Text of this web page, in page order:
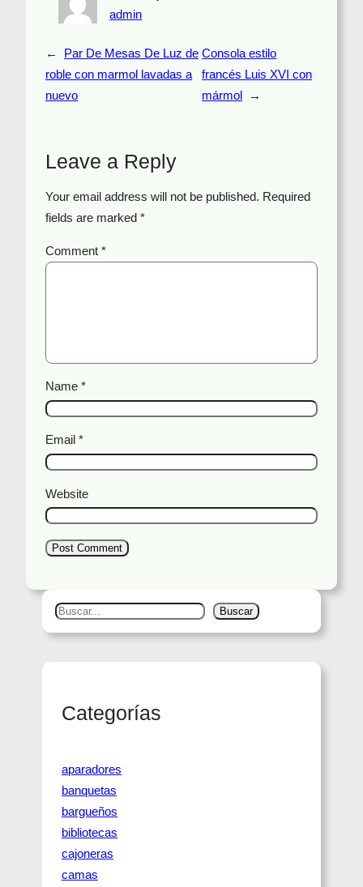
admin
←
Par De Mesas De Luz de
roble con marmol lavadas a
nuevo
Consola estilo
francés Luis XVI con
mármol
→
Leave a Reply
Your email address will not be published. Required
fields are marked *
Comment *
Name *
Email *
Website
S
e
Buscar
Categorías
aparadores
banquetas
bargueños
bibliotecas
cajoneras
camas